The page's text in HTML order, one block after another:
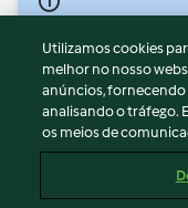
© Copyright 2026
Termos de Utilização
Aviso sobre Proteção
Aviso
Apoio legal
Conteúdo do relatório
Utilizamos cookies
melhor no nosso
anúncios, fornecendo
analisando o tráfego.
os meios de